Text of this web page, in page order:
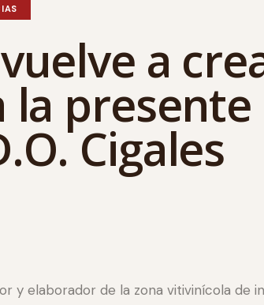
a
la presente
Cigales
y elaborador de la zona vitivinícola de